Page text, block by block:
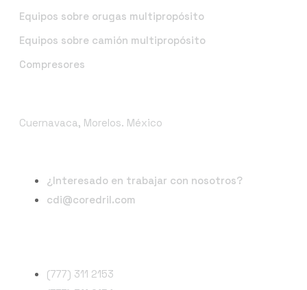
Equipos sobre orugas multipropósito
Equipos sobre camión multipropósito
Compresores
Cuernavaca, Morelos. México
¿Interesado en trabajar con nosotros?
cdi@coredril.com
(777) 311 2153